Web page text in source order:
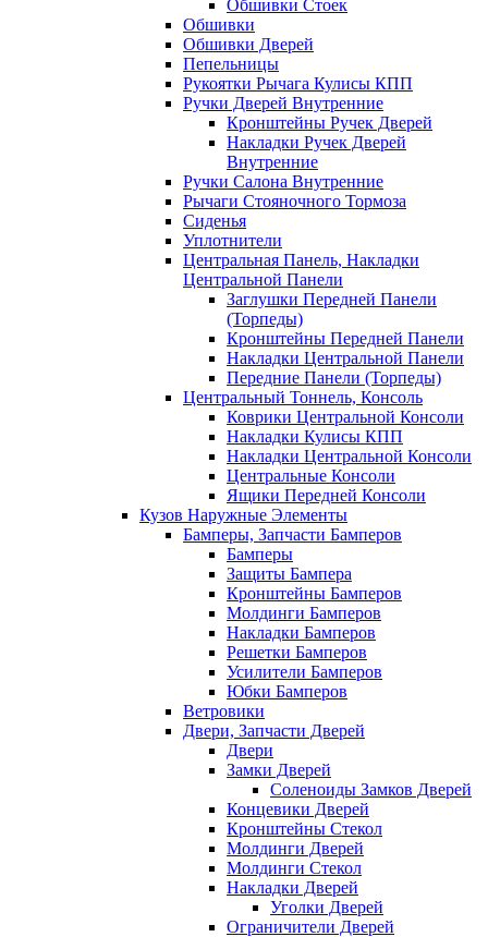
Обшивки Стоек
Обшивки
Обшивки Дверей
Пепельницы
Рукоятки Рычага Кулисы КПП
Ручки Дверей Внутренние
Кронштейны Ручек Дверей
Накладки Ручек Дверей
Внутренние
Ручки Салона Внутренние
Рычаги Стояночного Тормоза
Сиденья
Уплотнители
Центральная Панель, Накладки
Центральной Панели
Заглушки Передней Панели
(Торпеды)
Кронштейны Передней Панели
Накладки Центральной Панели
Передние Панели (Торпеды)
Центральный Тоннель, Консоль
Коврики Центральной Консоли
Накладки Кулисы КПП
Накладки Центральной Консоли
Центральные Консоли
Ящики Передней Консоли
Кузов Наружные Элементы
Бамперы, Запчасти Бамперов
Бамперы
Защиты Бампера
Кронштейны Бамперов
Молдинги Бамперов
Накладки Бамперов
Решетки Бамперов
Усилители Бамперов
Юбки Бамперов
Ветровики
Двери, Запчасти Дверей
Двери
Замки Дверей
Соленоиды Замков Дверей
Концевики Дверей
Кронштейны Стекол
Молдинги Дверей
Молдинги Стекол
Накладки Дверей
Уголки Дверей
Ограничители Дверей